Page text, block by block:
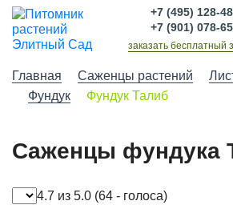
+7 (495) 128-
+7 (901) 078-
заказать бесплатный
Главная Саженцы растений
Фундук
Фундук Талиб
Саженцы фундука
4.7 из 5.0 (64 - голоса)